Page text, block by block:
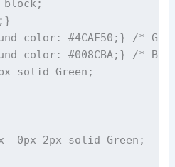
color: #4CAF50;} /*
color: #008CBA;} /*
solid Green;
0px 2px solid Green;